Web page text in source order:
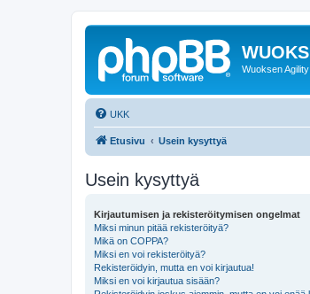
WUOKS
Wuoksen
UKK
Etusivu Usein kysyttyä
Usein kysyttyä
Kirjautumisen ja rekisteröitymisen ongelmat
Miksi minun pitää rekisteröityä?
Mikä on COPPA?
Miksi en voi rekisteröityä?
Rekisteröidyin, mutta en voi kirjautua!
Miksi en voi kirjautua sisään?